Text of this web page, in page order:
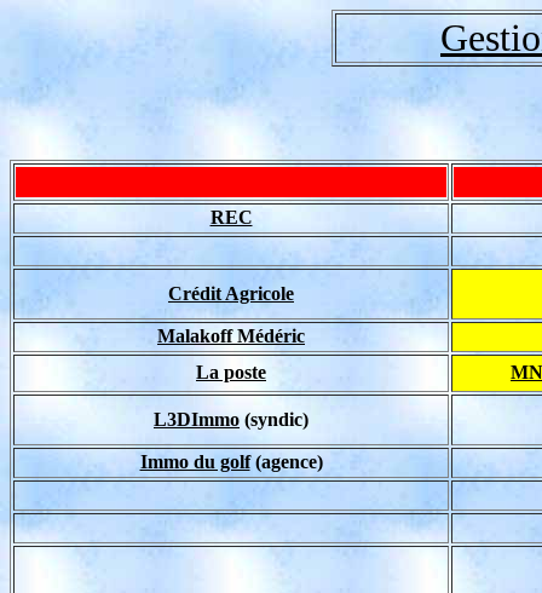
REC
Crédit Agricole
Malakoff Médéric
La poste
L3DImmo (syndic)
Immo du golf(agence)